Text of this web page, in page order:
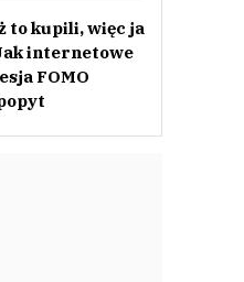
to kupili, więc ja
internetowe
FOMO